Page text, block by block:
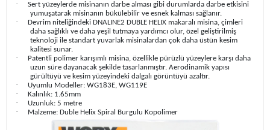
·
Sert yüzeylerde misinanın darbe alması gibi durumlarda darbe etkisini
yumuşatarak misinanın bükülebilir ve esnek kalması sağlanır.
·
Devrim niteliğindeki DNALINE2 DUBLE HELIX makaralı misina, çimleri
daha sağlıklı ve daha yeşil tutmaya yardımcı olur, özel geliştirilmiş
teknoloji ile standart yuvarlak misinalardan çok daha üstün kesim
kalitesi sunar.
·
Patentli polimer karışımlı misina, özellikle pürüzlü yüzeylere karşı daha
uzun süre dayanacak şekilde tasarlanmıştır. Aerodinamik yapısı
gürültüyü ve kesim yüzeyindeki dalgalı görüntüyü azaltır.
· Uyumlu Modeller: WG183E, WG119E
· Kalınlık: 1.65mm
· Uzunluk: 5 metre
· Malzeme: Duble Helix Spiral Burgulu Kopolimer